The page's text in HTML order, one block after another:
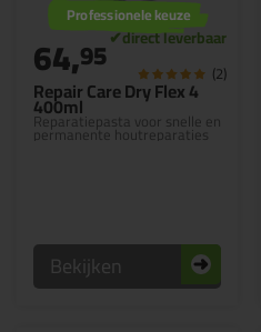
Repair Care Dry Flex 4
400ml
Reparatiepasta voor snelle en
permanente houtreparaties
Professionele keuze
64,95 (2)
Bekijken